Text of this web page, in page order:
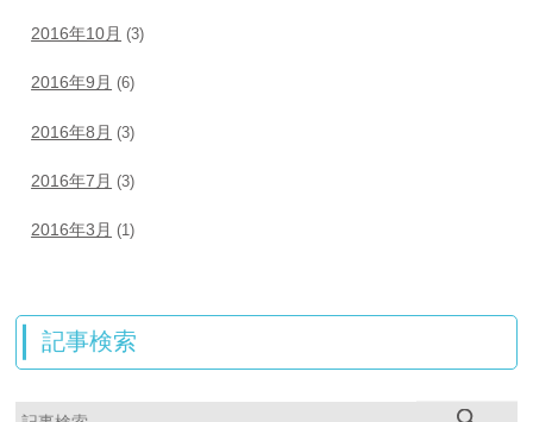
2016年10月 (3)
2016年9月 (6)
2016年8月 (3)
2016年7月 (3)
2016年3月 (1)
記事検索